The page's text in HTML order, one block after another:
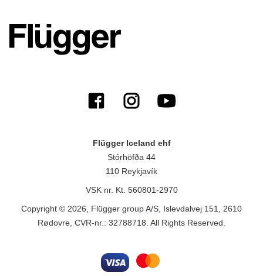
Flügger Iceland ehf
Stórhöfða 44
110 Reykjavík
VSK nr. Kt. 560801-2970
Copyright © 2026, Flügger group A/S, Islevdalvej 151, 2610
Rødovre, CVR-nr.: 32788718. All Rights Reserved.